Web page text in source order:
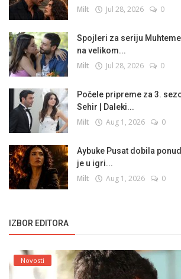
Milt Jul 28, 2026 0
Spojleri za seriju
na velikom...
Milt Jul 28, 2026 0
Počele pripreme za 3.
Sehir | Daleki...
Milt Aug 1, 2026 0
Aybuke Pusat dobila
je u igri...
Milt Aug 1, 2026 0
IZBOR EDITORA
Novosti